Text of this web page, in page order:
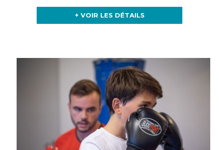
+ VOIR LES DÉTAILS